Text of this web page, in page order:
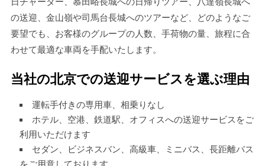
の送迎、金山嶺や司馬台長城へのツアーなど、どのようなご
要望でも、お客様のグループの人数、手荷物の量、旅程に合
わせて最適な車両を手配いたします。
当社の北京での送迎サービスを選ぶ理由
運転手付きの専用車、相乗りなし
ホテル、空港、鉄道駅、オフィスへの送迎サービスをご
利用いただけます
セダン、ビジネスバン、高級車、ミニバス、長距離バス
をご用意しております